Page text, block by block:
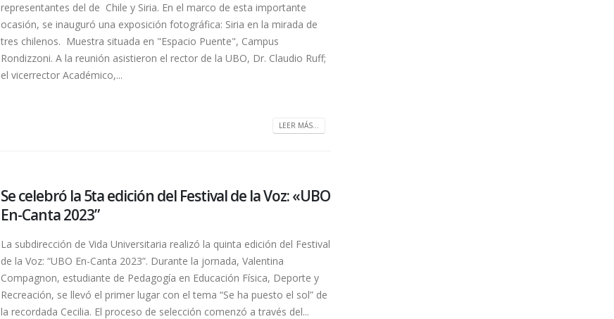
representantes del de Chile y Siria. En el marco de esta importante
ocasión, se inauguró una exposición fotográfica: Siria en la mirada de
tres chilenos. Muestra situada en "Espacio Puente", Campus
Rondizzoni. A la reunión asistieron el rector de la UBO, Dr. Claudio Ruff;
el vicerrector Académico,...
LEER MÁS...
Se celebró la 5ta edición del Festival de la Voz: «UBO
En-Canta 2023”
La subdirección de Vida Universitaria realizó la quinta edición del Festival
de la Voz: “UBO En-Canta 2023”. Durante la jornada, Valentina
Compagnon, estudiante de Pedagogía en Educación Física, Deporte y
Recreación, se llevó el primer lugar con el tema “Se ha puesto el sol” de
la recordada Cecilia. El proceso de selección comenzó a través del...